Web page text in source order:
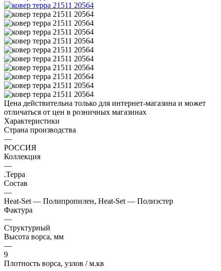
Цена действительна только для интернет-магазина и может
отличаться от цен в розничных магазинах
Характеристики
Страна производства
—
РОССИЯ
Коллекция
—
.Терра
Состав
—
Heat-Set — Полипропилен, Heat-Set — Полиэстер
Фактура
—
Структурный
Высота ворса, мм
—
9
Плотность ворса, узлов / м.кв